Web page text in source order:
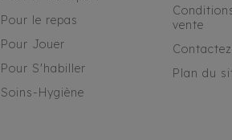
Pour le repas
Pour Jouer
Pour S'habiller
Soins-Hygiène
vente
Plan du